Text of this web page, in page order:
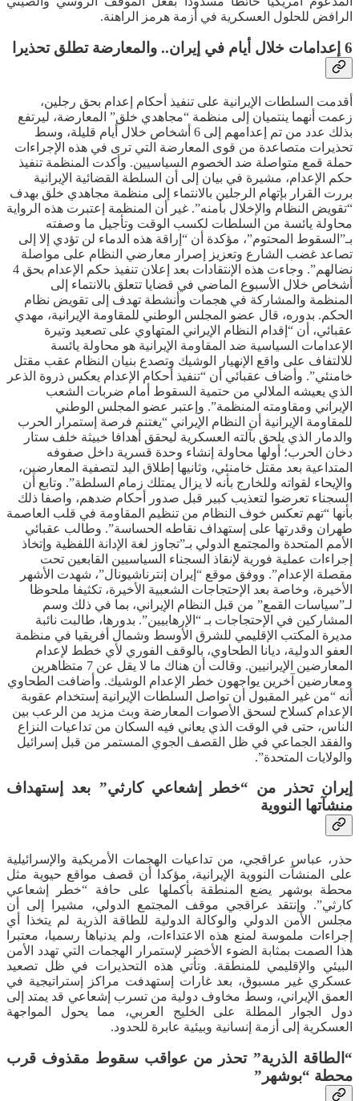
الرافض للحلول العسكرية في أزمة هرمز الراهنة.
6 إعدامات خلال أيام في إيران.. والمعارضة تطلق تحذيرا
أقدمت السلطات الإيرانية على تنفيذ أحكام إعدام بحق رجلين،
زعمت أنهما ينتميان إلى منظمة “مجاهدي خلق” المعارضة، ليرتفع
بذلك عدد من تم إعدامهم إلى 6 أشخاص خلال أيام قليلة، وسط
تحذيرات متصاعدة من قوى المعارضة التي ترى في هذه الإجراءات
حملة قمع متواصلة ضد الخصوم السياسيين. وأكدت المنظمة تنفيذ
حكم الإعدام، مشيرة في بيان إلى أن السلطة القضائية الإيرانية
بررت القرار بإتهام الرجلين بالانتماء إلى منظمة مجاهدي خلق بهدف
“تقويض النظام والإخلال بأمنه”. غير أن المنظمة إعتبرت هذه الرواية
محاولة يائسة من السلطات لكسب الوقت وتأجيل ما وصفته
بـ”السقوط المحتوم”، مؤكدة أن “إراقة هذه الدماء لن تؤدي إلا إلى
تصاعد غضب الشارع وتعزيز إصرار معارضي النظام على مواصلة
نضالهم”. وجاءت هذه الإنتقادات بعد إعلان تنفيذ حكم الإعدام بحق 4
أشخاص خلال الأسبوع الماضي في قضايا تتعلق بالانتماء إلى
المنظمة والمشاركة في هجمات وأنشطة تهدف إلى تقويض نظام
الحكم. بدوره، قال عضو المجلس الوطني للمقاومة الإيرانية، مهدي
عقبائي، أن “إقدام النظام الإيراني المتهاوي على تصعيد وتيرة
الإعدامات السياسية ضد المقاومة الإيرانية هو محاولة يائسة
للالتفاف على واقع الإنهيار الوشيك وتصدع بنيان النظام عقب مقتل
خامنئي”. وأضاف عقبائي أن “تنفيذ أحكام الإعدام يعكس ذروة الذعر
الذي يعيشه الملالي من حتمية السقوط أمام ضربات الشعب
الإيراني ومقاومته المنظمة”. وإعتبر عضو المجلس الوطني
للمقاومة الإيرانية أن النظام الإيراني “يغتنم فرصة إستمرار الحرب
والدمار الذي يلحق بآلته العسكرية ليحقق أهدافا خبيثة خلف ستار
دخان الحرب؛ أولها محاولة إنشاء وحدة قسرية داخل صفوفه
المتداعية بعد مقتل خامنئي، وثانيها إطلاق اليد لتصفية المعارضين،
والإيحاء لقواته وللخارج بأنه لا يزال يمتلك زمام السلطة”. وتابع أن
السجناء تعرضوا لتعذيب كبير قبل صدور أحكام ضدهم، واصفا ذلك
بأنها “تهم تعكس خوف النظام من تنظيم المقاومة في قلب العاصمة
طهران وقدرتها على إستهداف نقاطه الحساسة”. وطالب عقبائي
الأمم المتحدة والمجتمع الدولي بـ”تجاوز لغة الإدانة اللفظية وإتخاذ
إجراءات عملية فورية لإنقاذ السجناء السياسيين القابعين تحت
مقصلة الإعدام”. ووفق موقع “إيران إنترناشيونال”، شهدت الأشهر
الأخيرة، وخاصة بعد الإحتجاجات الشعبية الأخيرة، تكثيفا ملحوظا
لـ”سياسات القمع” من قبل النظام الإيراني، بما في ذلك وسم
المشاركين في الإحتجاجات بـ “الإرهابيين”. بدورها، طالبت نائبة
مديرة المكتب الإقليمي للشرق الأوسط وشمال أفريقيا في منظمة
العفو الدولية، ديانا الطحاوي، بالوقف الفوري لأي خطط لإعدام
المعارضين الإيرانيين. وقالت أن هناك ما لا يقل عن 7 متظاهرين
ومعارضين آخرين يواجهون خطر الإعدام الوشيك. وأضافت الطحاوي
أنه “من غير المقبول أن تواصل السلطات الإيرانية إستخدام عقوبة
الإعدام كسلاح لسحق الأصوات المعارضة وبث مزيد من الرعب بين
الناس، حتى في الوقت الذي يعاني فيه السكان من تداعيات النزاع
والفقد الجماعي في ظل القصف الجوي المستمر من قبل إسرائيل
والولايات المتحدة”.
إيران تحذر من “خطر إشعاعي كارثي” بعد إستهداف
منشآتها النووية
حذر، عباس عراقجي، من تداعيات الهجمات الأمريكية والإسرائيلية
على المنشآت النووية الإيرانية، مؤكدا أن قصف مواقع حيوية مثل
محطة بوشهر يضع المنطقة بأكملها على حافة “خطر إشعاعي
كارثي”. وإنتقد عراقجي موقف المجتمع الدولي، مشيرا إلى أن
مجلس الأمن الدولي والوكالة الدولية للطاقة الذرية لم يتخذا أي
إجراءات ملموسة لمنع هذه الاعتداءات، ولم يدنياها رسميا، معتبرا
هذا الصمت بمثابة الضوء الأخضر لإستمرار الهجمات التي تهدد الأمن
البيئي والإقليمي للمنطقة. وتأتي هذه التحذيرات في ظل تصعيد
عسكري غير مسبوق، بعد غارات إستهدفت مراكز إستراتيجية في
العمق الإيراني، وسط مخاوف دولية من تسرب إشعاعي قد يمتد إلى
دول الجوار المطلة على الخليج العربي، مما يحول المواجهة
العسكرية إلى أزمة إنسانية وبيئية عابرة للحدود.
“الطاقة الذرية” تحذر من عواقب سقوط مقذوف قرب
محطة “بوشهر”